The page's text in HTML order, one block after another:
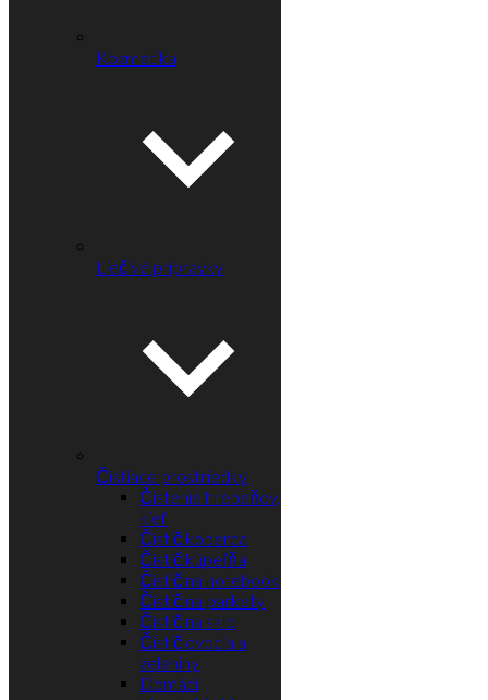
Kozmetika
Liečivé prípravky
Čistiace prostriedky
Čistenie hrebeňov,
kief
Čistič koberca
Čistič kúpeľňa
Čistič na notebook
Čistič na parkety
Čistič na sklo
Čistič ovocia a
zeleniny
Domáci